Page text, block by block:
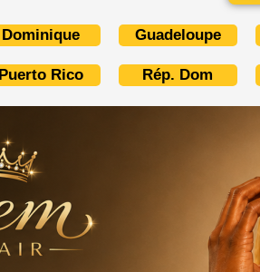
Dominique Guadeloupe
Puerto Rico Rép. Dom